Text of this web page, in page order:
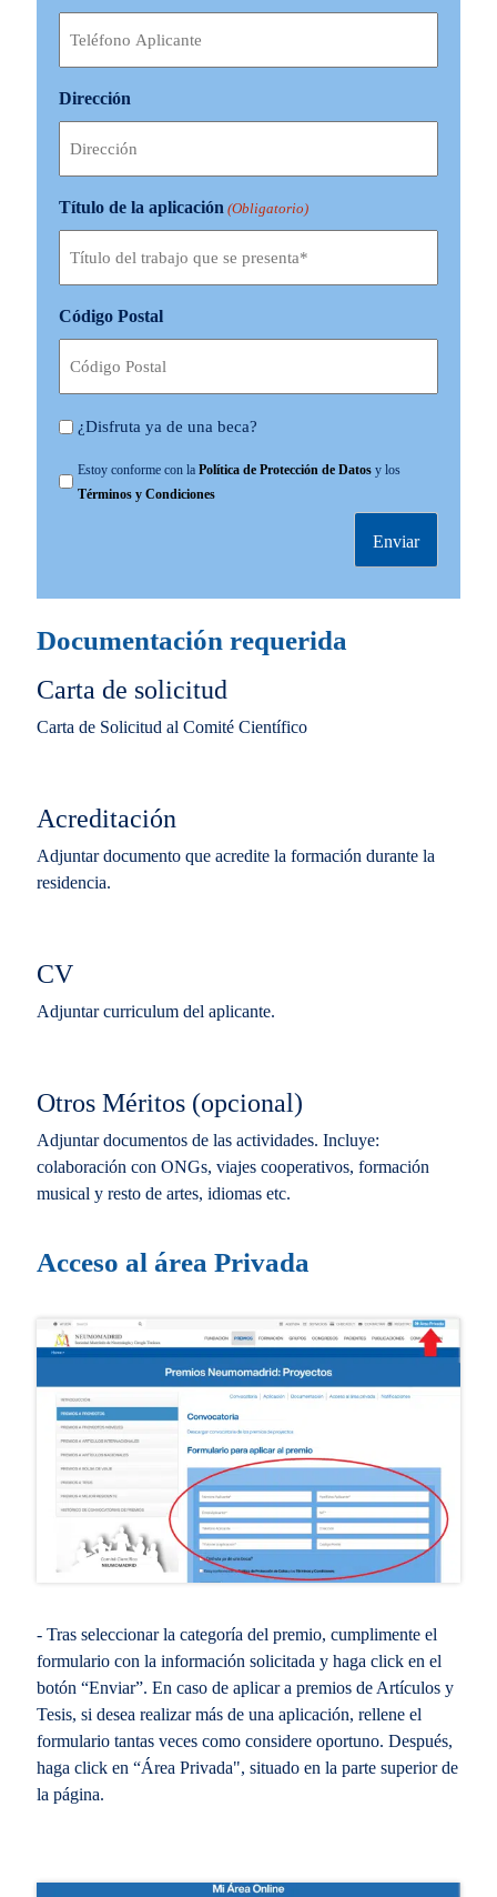
Dirección
Título de la aplicación (Obligatorio)
Código Postal
Y
b
¿Disfruta ya de una beca?
r
c
i
d
a
o
s
Estoy conforme con la Política de Protección de Datosy los
Términos y Condiciones
Documentación requerida
Carta de solicitud
Carta de Solicitud al Comité Científico
Acreditación
Adjuntar documento que acredite la formación durante la
residencia.
CV
Adjuntar curriculum del aplicante.
Otros Méritos (opcional)
Adjuntar documentos de las actividades. Incluye:
colaboración con ONGs, viajes cooperativos, formación
musical y resto de artes, idiomas etc.
Acceso al área Privada
- Tras seleccionar la categoría del premio, cumplimente el
formulario con la información solicitada y haga click en el
botón “Enviar”. En caso de aplicar a premios de Artículos y
Tesis, si desea realizar más de una aplicación, rellene el
formulario tantas veces como considere oportuno. Después,
haga click en “Área Privada", situado en la parte superior de
la página.